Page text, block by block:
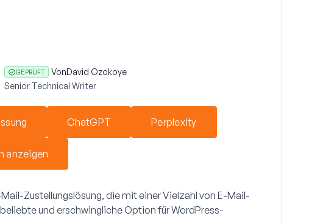
GEPRÜFT VonDavid Ozokoye
Senior Technical Writer
ChatGPT Perplexity
anzeigen
Zustellungslösung, die mit einer Vielzahl von E-Mail-
und erschwingliche Option für WordPress-